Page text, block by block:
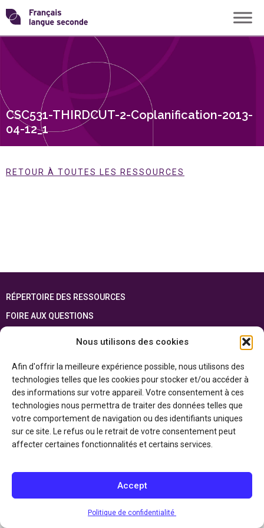
Nous utilisons des cookies
Afin d'offrir la meilleure expérience possible, nous utilisons des
technologies telles que les cookies pour stocker et/ou accéder à
des informations sur votre appareil. Votre consentement à ces
technologies nous permettra de traiter des données telles que
votre comportement de navigation ou des identifiants uniques
sur ce site. Le refus ou le retrait de votre consentement peut
affecter certaines fonctionnalités et certains services.
Accept
Politique de confidentialité
Skip
to
content
Transformons
langue
CSC531-THIRDCUT-2-Coplanification-2013-
04-12_1
RETOUR À TOUTES LES RESSOURCES
RÉPERTOIRE DES RESSOURCES
FOIRE AUX QUESTIONS
Cette ressource est réalisée grâce au soutien financier du gouvernement de
l’Ontario et du gouvernement du Canada par l’entremise du ministère du
Patrimoine canadien
Politique de confidentialité